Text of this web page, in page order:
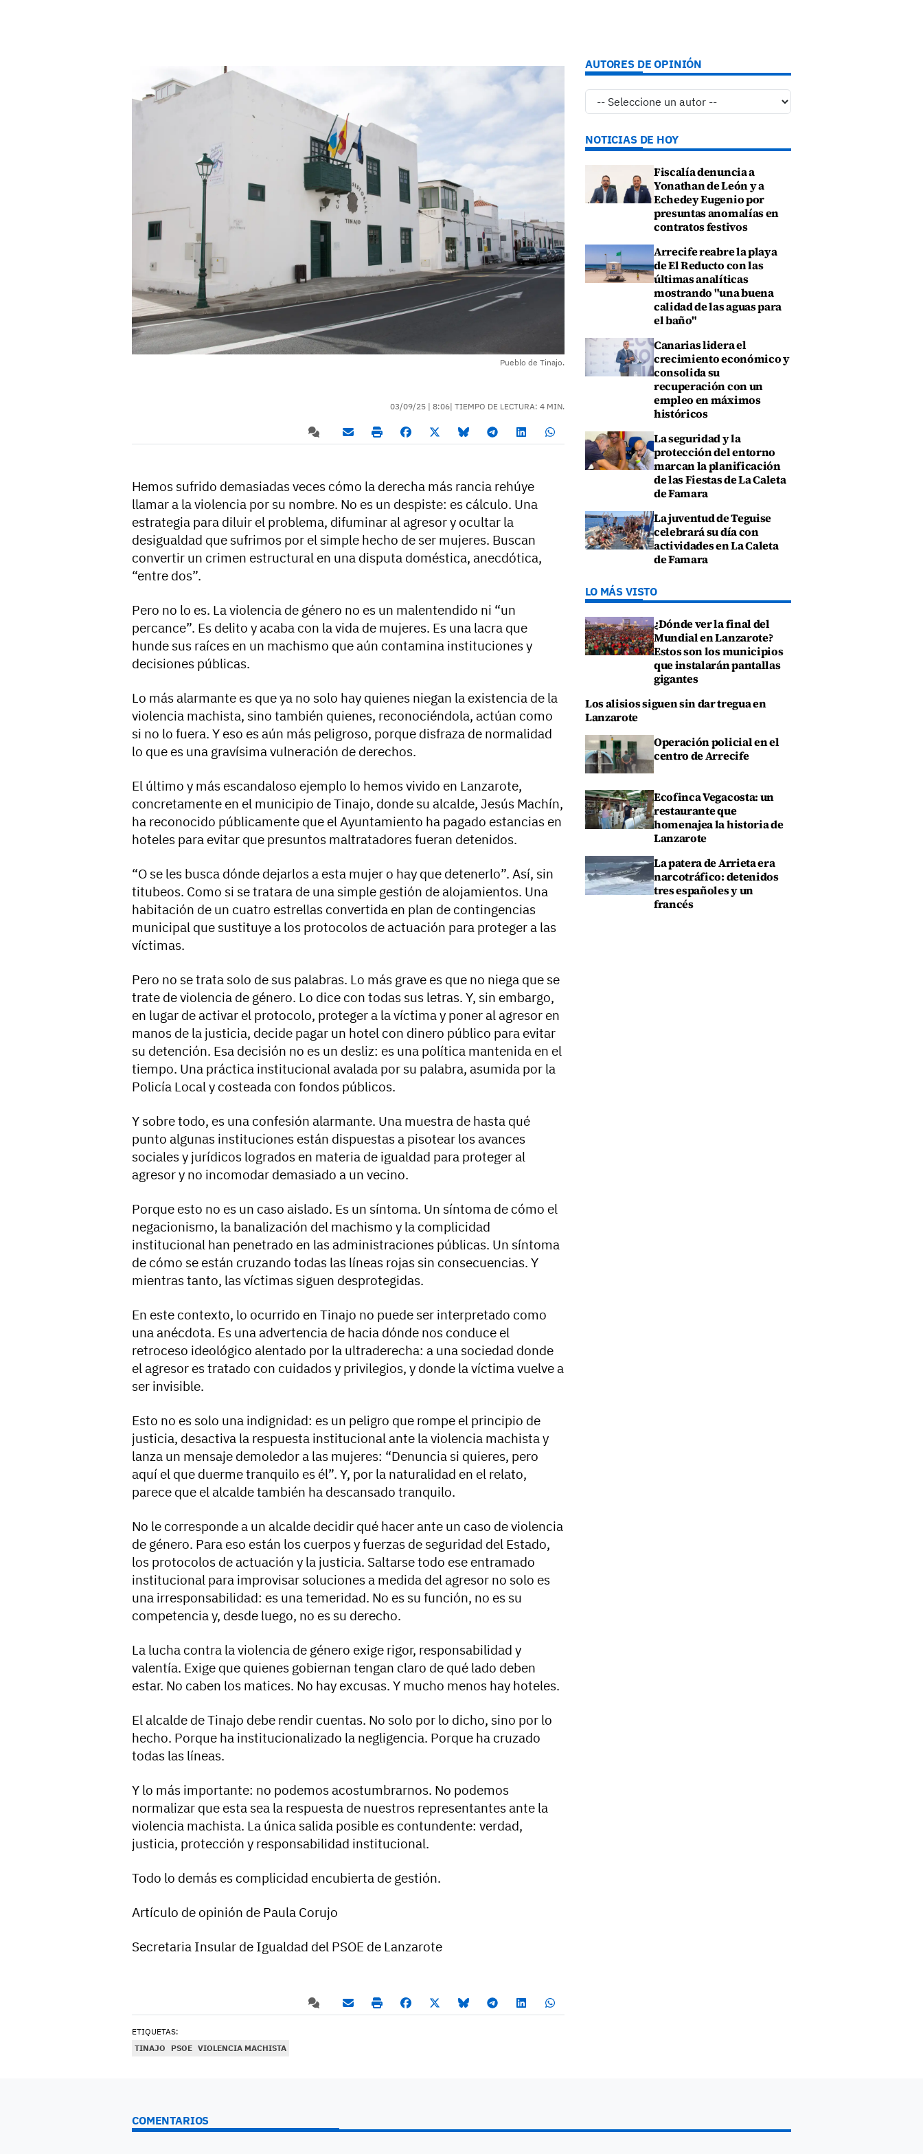
Pueblo de Tinajo.
03/09/25 | 8:06| TIEMPO DE LECTURA: 4 MIN.
Hemos sufrido demasiadas veces cómo la derecha más rancia rehúye
llamar a la violencia por su nombre. No es un despiste: es cálculo. Una
estrategia para diluir el problema, difuminar al agresor y ocultar la
desigualdad que sufrimos por el simple hecho de ser mujeres. Buscan
convertir un crimen estructural en una disputa doméstica, anecdótica,
“entre dos”.
Pero no lo es. La violencia de género no es un malentendido ni “un
percance”. Es delito y acaba con la vida de mujeres. Es una lacra que
hunde sus raíces en un machismo que aún contamina instituciones y
decisiones públicas.
Lo más alarmante es que ya no solo hay quienes niegan la existencia de la
violencia machista, sino también quienes, reconociéndola, actúan como
si no lo fuera. Y eso es aún más peligroso, porque disfraza de normalidad
lo que es una gravísima vulneración de derechos.
El último y más escandaloso ejemplo lo hemos vivido en Lanzarote,
concretamente en el municipio de Tinajo, donde su alcalde, Jesús Machín,
ha reconocido públicamente que el Ayuntamiento ha pagado estancias en
hoteles para evitar que presuntos maltratadores fueran detenidos.
“O se les busca dónde dejarlos a esta mujer o hay que detenerlo”. Así, sin
titubeos. Como si se tratara de una simple gestión de alojamientos. Una
habitación de un cuatro estrellas convertida en plan de contingencias
municipal que sustituye a los protocolos de actuación para proteger a las
víctimas.
Pero no se trata solo de sus palabras. Lo más grave es que no niega que se
trate de violencia de género. Lo dice con todas sus letras. Y, sin embargo,
en lugar de activar el protocolo, proteger a la víctima y poner al agresor en
manos de la justicia, decide pagar un hotel con dinero público para evitar
su detención. Esa decisión no es un desliz: es una política mantenida en el
tiempo. Una práctica institucional avalada por su palabra, asumida por la
Policía Local y costeada con fondos públicos.
Y sobre todo, es una confesión alarmante. Una muestra de hasta qué
punto algunas instituciones están dispuestas a pisotear los avances
sociales y jurídicos logrados en materia de igualdad para proteger al
agresor y no incomodar demasiado a un vecino.
Porque esto no es un caso aislado. Es un síntoma. Un síntoma de cómo el
negacionismo, la banalización del machismo y la complicidad
institucional han penetrado en las administraciones públicas. Un síntoma
de cómo se están cruzando todas las líneas rojas sin consecuencias. Y
mientras tanto, las víctimas siguen desprotegidas.
En este contexto, lo ocurrido en Tinajo no puede ser interpretado como
una anécdota. Es una advertencia de hacia dónde nos conduce el
retroceso ideológico alentado por la ultraderecha: a una sociedad donde
el agresor es tratado con cuidados y privilegios, y donde la víctima vuelve a
ser invisible.
Esto no es solo una indignidad: es un peligro que rompe el principio de
justicia, desactiva la respuesta institucional ante la violencia machista y
lanza un mensaje demoledor a las mujeres: “Denuncia si quieres, pero
aquí el que duerme tranquilo es él”. Y, por la naturalidad en el relato,
parece que el alcalde también ha descansado tranquilo.
No le corresponde a un alcalde decidir qué hacer ante un caso de violencia
de género. Para eso están los cuerpos y fuerzas de seguridad del Estado,
los protocolos de actuación y la justicia. Saltarse todo ese entramado
institucional para improvisar soluciones a medida del agresor no solo es
una irresponsabilidad: es una temeridad. No es su función, no es su
competencia y, desde luego, no es su derecho.
La lucha contra la violencia de género exige rigor, responsabilidad y
valentía. Exige que quienes gobiernan tengan claro de qué lado deben
estar. No caben los matices. No hay excusas. Y mucho menos hay hoteles.
El alcalde de Tinajo debe rendir cuentas. No solo por lo dicho, sino por lo
hecho. Porque ha institucionalizado la negligencia. Porque ha cruzado
todas las líneas.
Y lo más importante: no podemos acostumbrarnos. No podemos
normalizar que esta sea la respuesta de nuestros representantes ante la
violencia machista. La única salida posible es contundente: verdad,
justicia, protección y responsabilidad institucional.
Todo lo demás es complicidad encubierta de gestión.
Artículo de opinión de Paula Corujo
Secretaria Insular de Igualdad del PSOE de Lanzarote
ETIQUETAS:
TINAJO
PSOE VIOLENCIA MACHISTA
AUTORES DE OPINIÓN
NOTICIAS DE HOY
Fiscalía denuncia a
Yonathan de León y a
Echedey Eugenio por
presuntas anomalías en
contratos festivos
Arrecife reabre la playa
de El Reducto con las
últimas analíticas
mostrando "una buena
calidad de las aguas para
el baño"
Canarias lidera el
crecimiento económico y
consolida su
recuperación con un
empleo en máximos
históricos
La seguridad y la
protección del entorno
marcan la planificación
de las Fiestas de La Caleta
de Famara
La juventud de Teguise
celebrará su día con
actividades en La Caleta
de Famara
LO MÁS VISTO
¿Dónde ver la final del
Mundial en Lanzarote?
Estos son los municipios
que instalarán pantallas
gigantes
Los alisios siguen sin dar tregua en
Lanzarote
Operación policial en el
centro de Arrecife
Ecofinca Vegacosta: un
restaurante que
homenajea la historia de
Lanzarote
La patera de Arrieta era
narcotráfico: detenidos
tres españoles y un
francés
COMENTARIOS